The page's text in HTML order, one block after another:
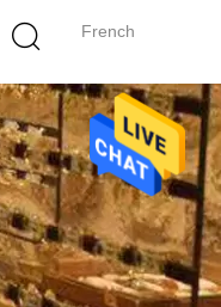
French